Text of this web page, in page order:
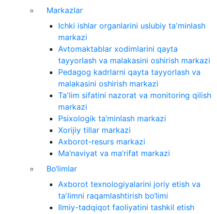
Markazlar
Ichki ishlar organlarini uslubiy taʼminlash
markazi
Avtomaktablar xodimlarini qayta
tayyorlash va malakasini oshirish markazi
Pedagog kadrlarni qayta tayyorlash va
malakasini oshirish markazi
Taʼlim sifatini nazorat va monitoring qilish
markazi
Psixologik ta’minlash markazi
Xorijiy tillar markazi
Axborot-resurs markazi
Ma’naviyat va ma’rifat markazi
Bo‘limlar
Axborot texnologiyalarini joriy etish va
taʼlimni raqamlashtirish bo‘limi
Ilmiy-tadqiqot faoliyatini tashkil etish